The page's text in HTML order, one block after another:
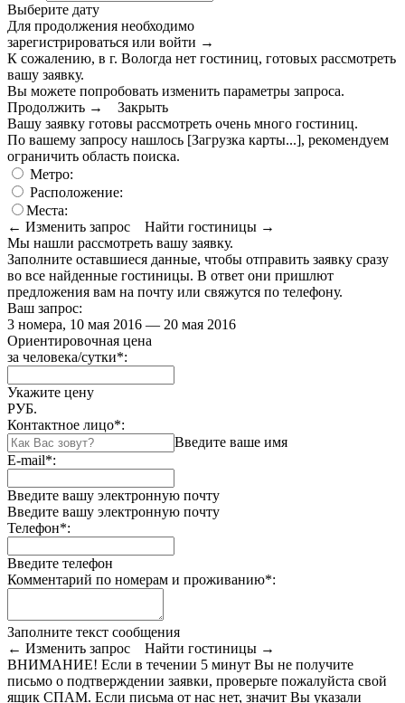
Выберите дату
Для продолжения необходимо
зарегистрироваться или войти →
К сожалению, в г. Вологда нет гостиниц, готовых рассмотреть
вашу заявку.
Вы можете попробовать изменить параметры запроса.
Продолжить →
Закрыть
Вашу заявку готовы рассмотреть очень много гостиниц.
По вашему запросу нашлось [Загрузка карты...], рекомендуем
ограничить область поиска.
Метро:
Расположение:
Места:
← Изменить запрос
Найти гостиницы →
Мы нашли рассмотреть вашу заявку.
Заполните оставшиеся данные, чтобы отправить заявку сразу
во все найденные гостиницы. В ответ они пришлют
предложения вам на почту или свяжутся по телефону.
Ваш запрос:
3 номера, 10 мая 2016 — 20 мая 2016
Ориентировочная цена
за человека/сутки*:
Укажите цену
РУБ.
Контактное лицо*:
Введите ваше имя
E-mail*:
Введите вашу электронную почту
Введите вашу электронную почту
Телефон*:
Введите телефон
Комментарий по номерам и проживанию*:
Заполните текст сообщения
← Изменить запрос
Найти гостиницы →
ВНИМАНИЕ! Если в течении 5 минут Вы не получите
письмо о подтверждении заявки, проверьте пожалуйста свой
ящик СПАМ. Если письма от нас нет, значит Вы указали